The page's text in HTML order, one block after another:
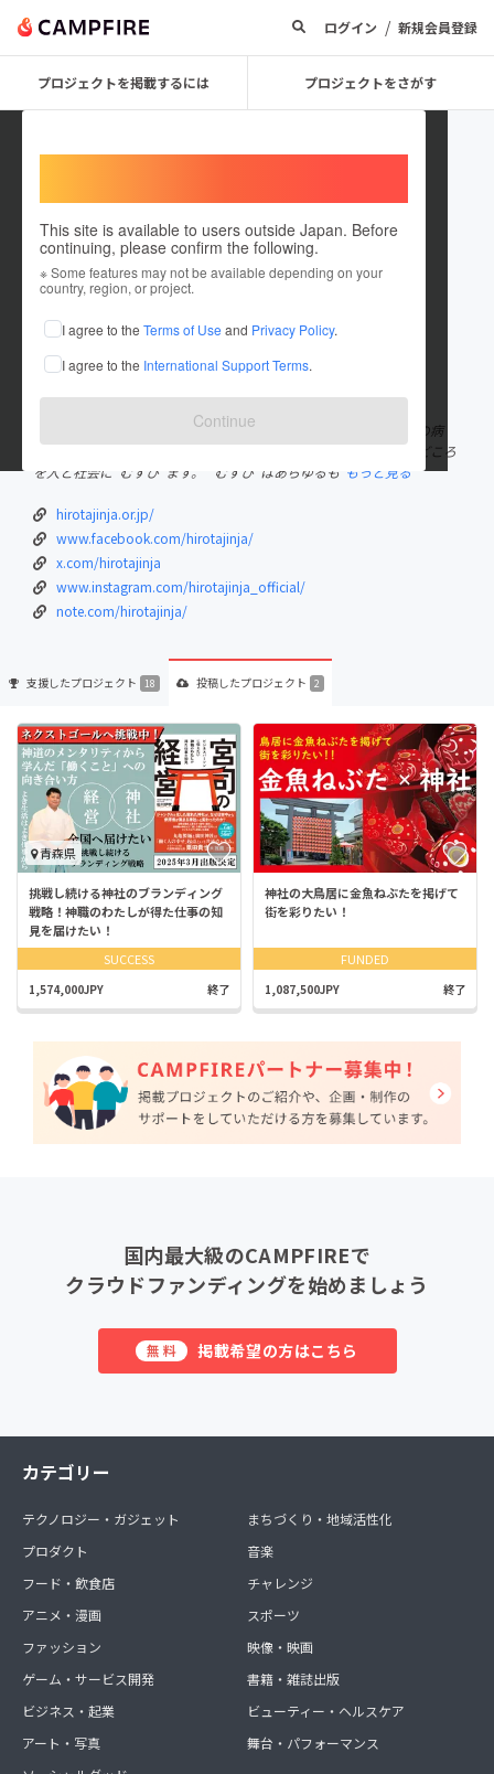
ログイン / 新規会員登録
プロジェクトを掲載するには プロジェクトをさがす
This site is available to users outside Japan. Before
continuing, please confirm the following.
※ Some features may not be available depending on your
country, region, or project.
I agree to the Terms of Use and Privacy Policy.
I agree to the International Support Terms.
Continue
hirotajinja
これまでに18回支援して2件のプロジェクトを投稿しています
在住国：日本 現在地：青森県
出身国：日本 出身地：青森県
人々に寄り添い、一日、一年、一生を共にする廣田神社は、一切の病
気・厄・災いを祓い除ける《病厄除》の御神徳を以て心整うよりどころ
を人と社会に”むすひ”ます。 ”むすひ”はあらゆるも もっと見る
hirotajinja.or.jp/
www.facebook.com/hirotajinja/
x.com/hirotajinja
www.instagram.com/hirotajinja_official/
note.com/hirotajinja/
支援したプロジェクト 18 投稿したプロジェクト 2
青森県
挑戦し続ける神社のブランディング
戦略！神職のわたしが得た仕事の知
見を届けたい！
SUCCESS
1,574,000JPY 終了
神社の大鳥居に金魚ねぶたを掲げて
街を彩りたい！
FUNDED
1,087,500JPY 終了
国内最大級のCAMPFIREで
クラウドファンディングを始めましょう
無料 掲載希望の方はこちら
カテゴリー
テクノロジー・ガジェット
プロダクト
フード・飲食店
アニメ・漫画
ファッション
ゲーム・サービス開発
ビジネス・起業
アート・写真
まちづくり・地域活性化
音楽
チャレンジ
スポーツ
映像・映画
書籍・雑誌出版
ビューティー・ヘルスケア
舞台・パフォーマンス